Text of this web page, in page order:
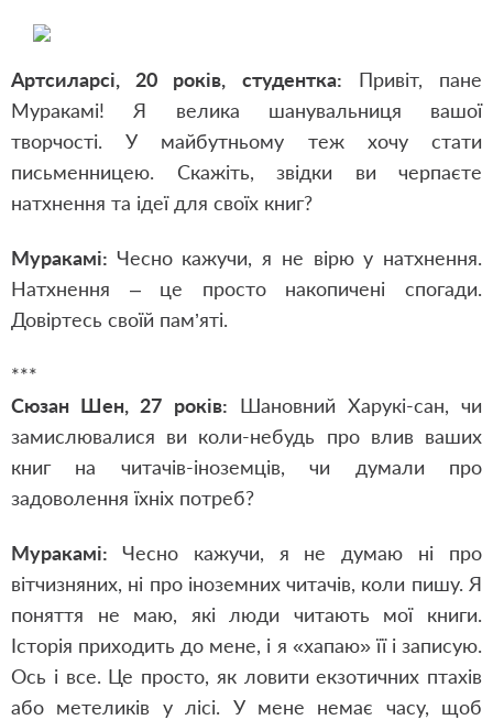
Артсиларсі, 20 років, студентка: Привіт, пане
Муракамі! Я велика шанувальниця вашої
творчості. У майбутньому теж хочу стати
письменницею. Скажіть, звідки ви черпаєте
натхнення та ідеї для своїх книг?
Муракамі: Чесно кажучи, я не вірю у натхнення.
Натхнення – це просто накопичені спогади.
Довіртесь своїй пам’яті.
***
Сюзан Шен, 27 років: Шановний Харукі-сан, чи
замислювалися ви коли-небудь про влив ваших
книг на читачів-іноземців, чи думали про
задоволення їхніх потреб?
Муракамі: Чесно кажучи, я не думаю ні про
вітчизняних, ні про іноземних читачів, коли пишу. Я
поняття не маю, які люди читають мої книги.
Історія приходить до мене, і я «хапаю» її і записую.
Ось і все. Це просто, як ловити екзотичних птахів
або метеликів у лісі. У мене немає часу, щоб